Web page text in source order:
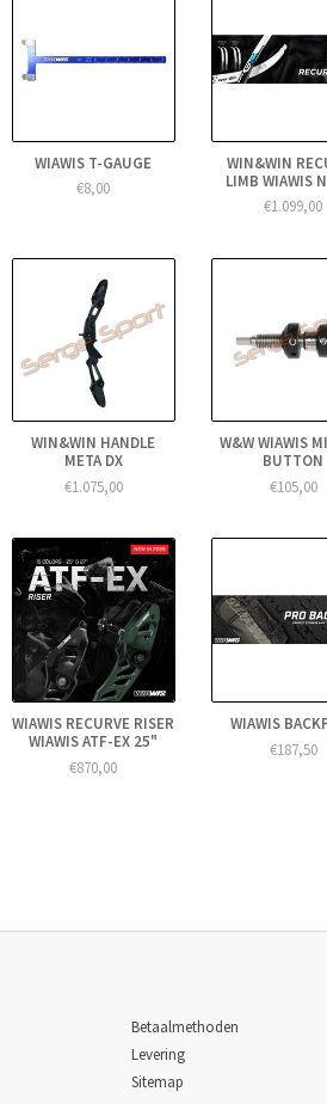
WIAWIS T-GAUGE
€8,00
WIN&WIN
LIMB WIAWIS
€1.099,00
WIN&WIN HANDLE
META DX
€1.075,00
W&W WIAWIS
BUTTON
€105,00
WIAWIS RECURVE RISER
WIAWIS ATF-EX 25"
€870,00
WIAWIS
€187,50
Betaalmethoden
Levering
Sitemap